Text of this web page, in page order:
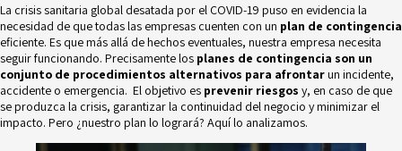
La crisis sanitaria global desatada por el COVID-19 puso en evidencia la
necesidad de que todas las empresas cuenten con un plan de contingencia
eficiente. Es que más allá de hechos eventuales, nuestra empresa necesita
seguir funcionando. Precisamente los planes de contingencia son un
conjunto de procedimientos alternativos para afrontarun incidente,
accidente o emergencia. El objetivo es prevenir riesgos y, en caso de que
se produzca la crisis, garantizar la continuidad del negocio y minimizar el
impacto. Pero ¿nuestro plan lo logrará? Aquí lo analizamos.